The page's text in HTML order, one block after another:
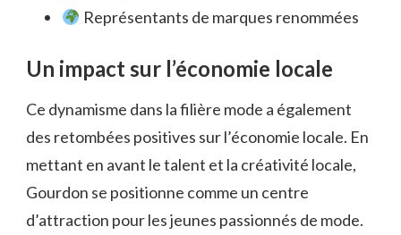
Représentants de marques renommées
Un impact sur l’économie locale
Ce dynamisme dans la filière mode a également
des retombées positives sur l’économie locale. En
mettant en avant le talent et la créativité locale,
Gourdon se positionne comme un centre
d’attraction pour les jeunes passionnés de mode.